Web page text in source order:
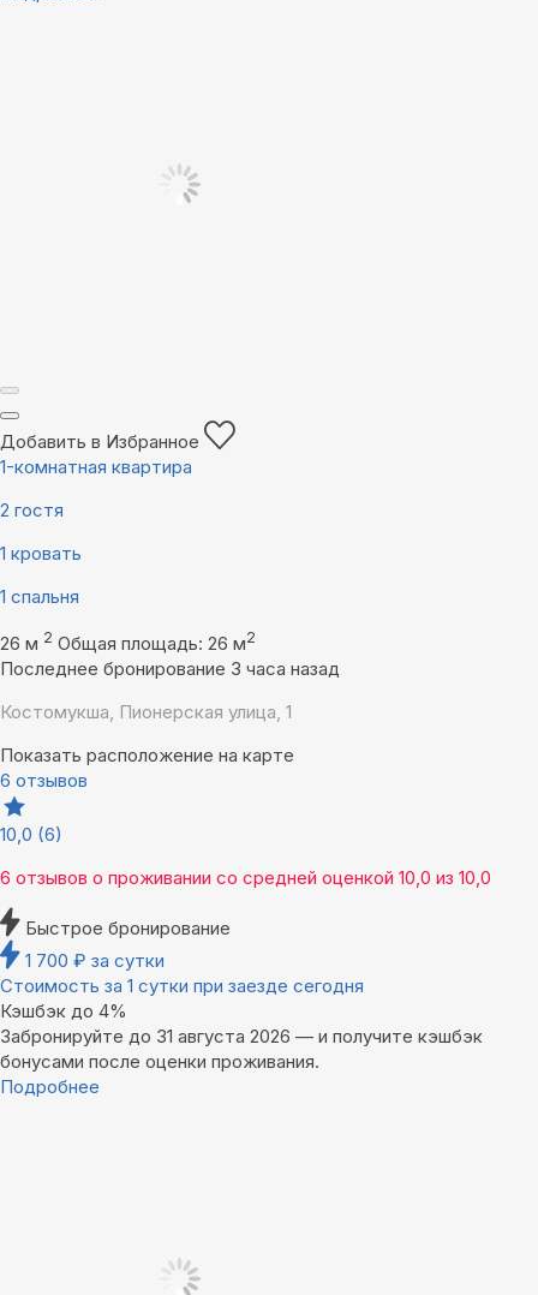
Добавить в Избранное
1-комнатная квартира
2 гостя
1 кровать
1 спальня
26 м 2 Общая площадь: 26 м2
Последнее бронирование 3 часа назад
Костомукша, Пионерская улица, 1
Показать расположение на карте
6 отзывов
10,0 (6)
6 отзывов о проживании со средней оценкой 10,0 из 10,0
Быстрое бронирование
1 700 ₽ за сутки
Стоимость за 1 сутки при заезде сегодня
Кэшбэк до 4%
Забронируйте до 31 августа 2026 — и получите кэшбэк
бонусами после оценки проживания.
Подробнее